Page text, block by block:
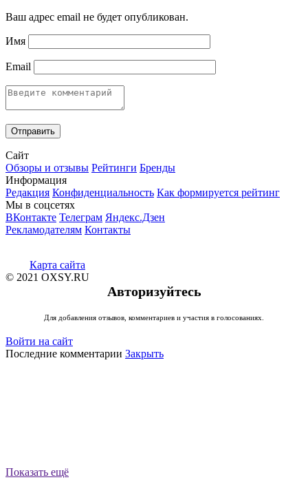
Ваш адрес email не будет опубликован.
Имя
Email
Сайт
Обзоры и отзывы Рейтинги Бренды
Информация
Редакция Конфиденциальность Как формируется рейтинг
Мы в соцсетях
ВКонтакте Телеграм Яндекс.Дзен
Рекламодателям Контакты
Карта сайта
© 2021 OXSY.RU
Авторизуйтесь
Для добавления отзывов, комментариев и участия в голосованиях.
Войти на сайт
Последние комментарии Закрыть
Показать ещё